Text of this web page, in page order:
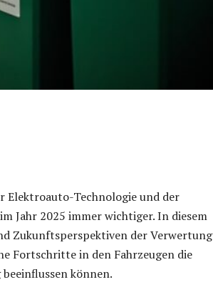
Technologie und der
Jahr 2025 immer wichtiger. In diesem
Zukunftsperspektiven der Verwertung
Fortschritte in den Fahrzeugen die
können.